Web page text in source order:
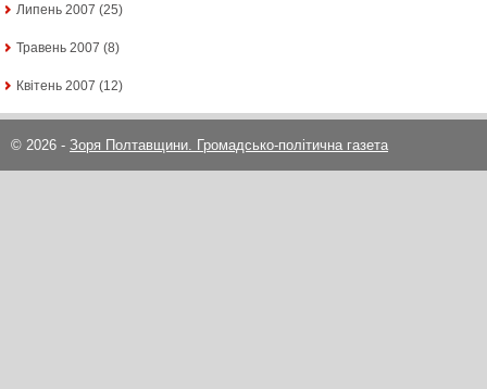
Липень 2007 (25)
Травень 2007 (8)
Квітень 2007 (12)
© 2026 - Зоря Полтавщини. Громадсько-політична газета